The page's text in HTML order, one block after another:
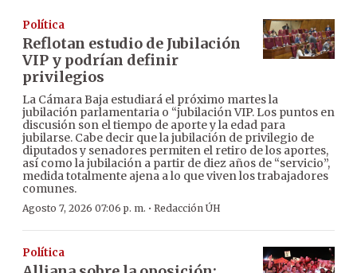
Política
Reflotan estudio de Jubilación
VIP y podrían definir
privilegios
La Cámara Baja estudiará el próximo martes la
jubilación parlamentaria o “jubilación VIP. Los puntos en
discusión son el tiempo de aporte y la edad para
jubilarse. Cabe decir que la jubilación de privilegio de
diputados y senadores permiten el retiro de los aportes,
así como la jubilación a partir de diez años de “servicio”,
medida totalmente ajena a lo que viven los trabajadores
comunes.
Agosto 7, 2026 07:06 p. m. · Redacción ÚH
Política